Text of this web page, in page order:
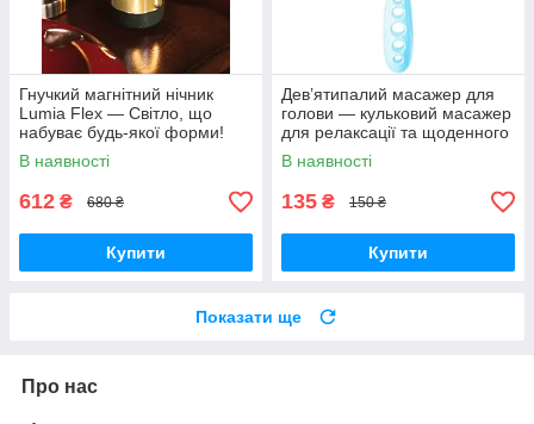
Гнучкий магнітний нічник
Lumia Flex — Світло, що
набуває будь-якої форми!
В наявності
612 ₴ 680 ₴
Купити
Дев’ятипалий масажер для
голови — кульковий масажер
для релаксації та щоденного
комфорту
В наявності
135 ₴ 150 ₴
Купити
Показати ще
Про нас